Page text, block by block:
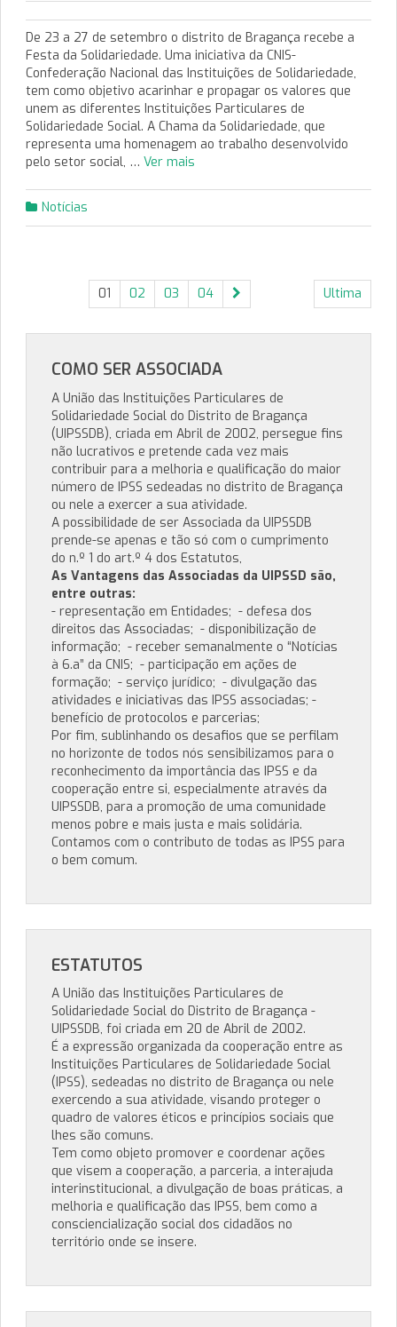
De 23 a 27 de setembro o distrito de Bragança recebe a
Festa da Solidariedade. Uma iniciativa da CNIS-
Confederação Nacional das Instituições de Solidariedade,
tem como objetivo acarinhar e propagar os valores que
unem as diferentes Instituições Particulares de
Solidariedade Social. A Chama da Solidariedade, que
representa uma homenagem ao trabalho desenvolvido
pelo setor social, … Ver mais
Notícias
01 02 03 04 Ultima
COMO SER ASSOCIADA
A União das Instituições Particulares de
Solidariedade Social do Distrito de Bragança
(UIPSSDB), criada em Abril de 2002, persegue fins
não lucrativos e pretende cada vez mais
contribuir para a melhoria e qualificação do maior
número de IPSS sedeadas no distrito de Bragança
ou nele a exercer a sua atividade.
A possibilidade de ser Associada da UIPSSDB
prende-se apenas e tão só com o cumprimento
do n.º 1 do art.º 4 dos Estatutos,
As Vantagens das Associadas da UIPSSD são,
entre outras:
- representação em Entidades; - defesa dos
direitos das Associadas; - disponibilização de
informação; - receber semanalmente o “Notícias
à 6.a” da CNIS; - participação em ações de
formação; - serviço jurídico; - divulgação das
atividades e iniciativas das IPSS associadas; -
benefício de protocolos e parcerias;
Por fim, sublinhando os desafios que se perfilam
no horizonte de todos nós sensibilizamos para o
reconhecimento da importância das IPSS e da
cooperação entre si, especialmente através da
UIPSSDB, para a promoção de uma comunidade
menos pobre e mais justa e mais solidária.
Contamos com o contributo de todas as IPSS para
o bem comum.
ESTATUTOS
A União das Instituições Particulares de
Solidariedade Social do Distrito de Bragança -
UIPSSDB, foi criada em 20 de Abril de 2002.
É a expressão organizada da cooperação entre as
Instituições Particulares de Solidariedade Social
(IPSS), sedeadas no distrito de Bragança ou nele
exercendo a sua atividade, visando proteger o
quadro de valores éticos e princípios sociais que
lhes são comuns.
Tem como objeto promover e coordenar ações
que visem a cooperação, a parceria, a interajuda
interinstitucional, a divulgação de boas práticas, a
melhoria e qualificação das IPSS, bem como a
consciencialização social dos cidadãos no
território onde se insere.